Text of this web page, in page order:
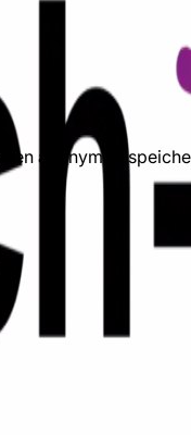
anonym